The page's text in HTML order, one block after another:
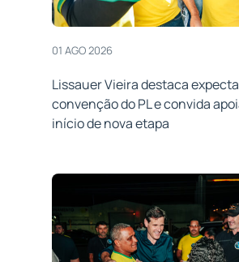
01 AGO 2026
Lissauer Vieira destaca
convenção do PL e convida
início de nova etapa